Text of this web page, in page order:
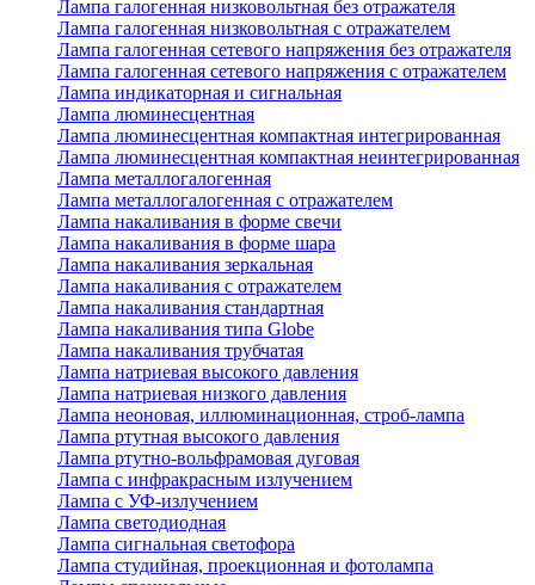
Лампа галогенная низковольтная без отражателя
Лампа галогенная низковольтная с отражателем
Лампа галогенная сетевого напряжения без отражателя
Лампа галогенная сетевого напряжения с отражателем
Лампа индикаторная и сигнальная
Лампа люминесцентная
Лампа люминесцентная компактная интегрированная
Лампа люминесцентная компактная неинтегрированная
Лампа металлогалогенная
Лампа металлогалогенная с отражателем
Лампа накаливания в форме свечи
Лампа накаливания в форме шара
Лампа накаливания зеркальная
Лампа накаливания с отражателем
Лампа накаливания стандартная
Лампа накаливания типа Globe
Лампа накаливания трубчатая
Лампа натриевая высокого давления
Лампа натриевая низкого давления
Лампа неоновая, иллюминационная, строб-лампа
Лампа ртутная высокого давления
Лампа ртутно-вольфрамовая дуговая
Лампа с инфракрасным излучением
Лампа с УФ-излучением
Лампа светодиодная
Лампа сигнальная светофора
Лампа студийная, проекционная и фотолампа